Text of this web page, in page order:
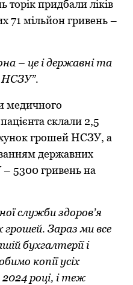
торік придбали ліків
71 мільйон гривень –
– це і державні та
НСЗУ”.
медичного
склали 2,5
грошей НСЗУ, а
державних
5300 гривень на
служби здоров’я
грошей. Зараз ми все
бухгалтерії і
копії усіх
2024 році, і теж